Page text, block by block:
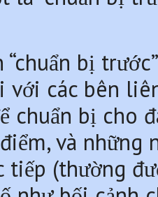
“chuẩn bị
với các bên
chuẩn bị cho
và những
tiếp (thường